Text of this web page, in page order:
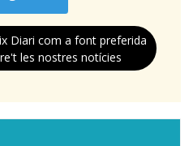
Diari com a font preferida
les nostres notícies